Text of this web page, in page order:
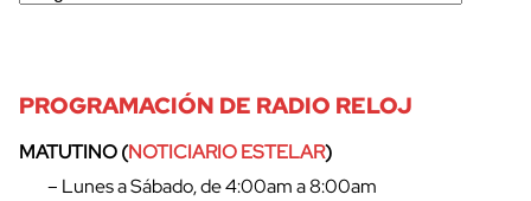
PROGRAMACIÓN DE RADIO RELOJ
MATUTINO (NOTICIARIO ESTELAR)
– Lunes a Sábado, de 4:00am a 8:00am